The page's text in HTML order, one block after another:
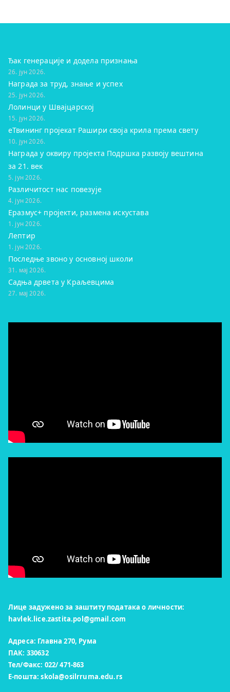
Ђак генерације и додела признања
26. јун 2026.
Награда за труд, знање и успех
25. јун 2026.
Лолинци у Швајцарској
15. јун 2026.
eТвининг пројекат Рашири своја крила према свету
10. јун 2026.
Награда у оквиру пројекта Подршка развоју вештина
за 21. век
5. јун 2026.
Различитост нас повезује
4. јун 2026.
Еразмус+ пројекти, размена искустава
1. јун 2026.
Лептир
1. јун 2026.
Последње звоно у основној школи
31. мај 2026.
Садња дрвета у Краљевцима
27. мај 2026.
Лице задужено за заштиту података о личности:
havlek.lice.zastita.pol@gmail.com
Адреса: Главна 270, Рума
ПАК: 330632
Тел/Факс: 022/ 471-863
Е-пошта:skola@osilrruma.edu.rs